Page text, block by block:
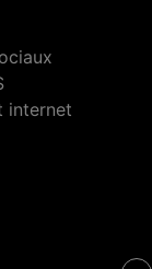
internet